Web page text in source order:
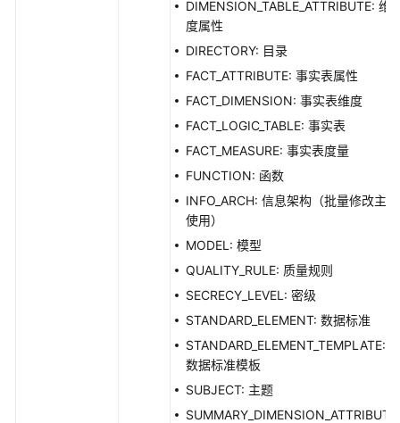
DIMENSION_TABLE_ATTRIBUTE: 维
度属性
DIRECTORY: 目录
FACT_ATTRIBUTE: 事实表属性
FACT_DIMENSION: 事实表维度
FACT_LOGIC_TABLE: 事实表
FACT_MEASURE: 事实表度量
FUNCTION: 函数
INFO_ARCH: 信息架构（批量修改主题
使用）
MODEL: 模型
QUALITY_RULE: 质量规则
SECRECY_LEVEL: 密级
STANDARD_ELEMENT: 数据标准
STANDARD_ELEMENT_TEMPLATE:
数据标准模板
SUBJECT: 主题
SUMMARY_DIMENSION_ATTRIBUTE: